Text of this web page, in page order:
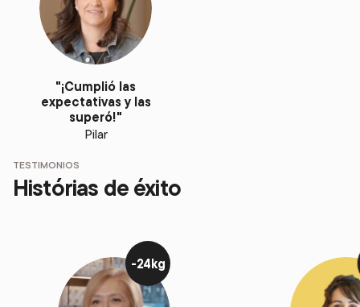
"¡Cumplió las
expectativas y las
superó!"
Pilar
TESTIMONIOS
Histórias de éxito
-24kg